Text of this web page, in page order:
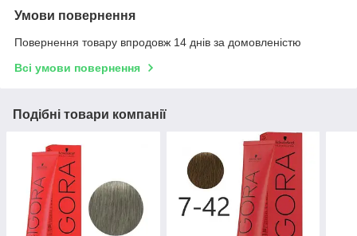
Умови повернення
Повернення товару впродовж 14 днів за домовленістю
Всі умови повернення
Подібні товари компанії